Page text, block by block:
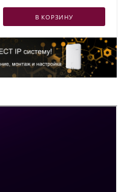
В КОРЗИНУ